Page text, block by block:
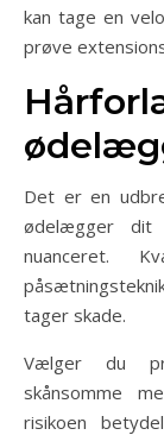
kan tage en
prøve
Det er en
ødelægger dit
nuanceret.
tager skade.
Vælger du
skånsomme
risikoen